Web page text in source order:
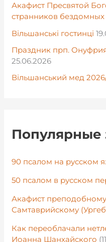
Акафист Пресвятой
странников бездомных
Вільшанські гостинці
Праздник прп.
25.06.2026
Вільшанський мед
Популярные
90 псалом на русском
50 псалом в русском
Акафист
Самтаврийскому
Как переоблачали
Иоанна Шанхайского